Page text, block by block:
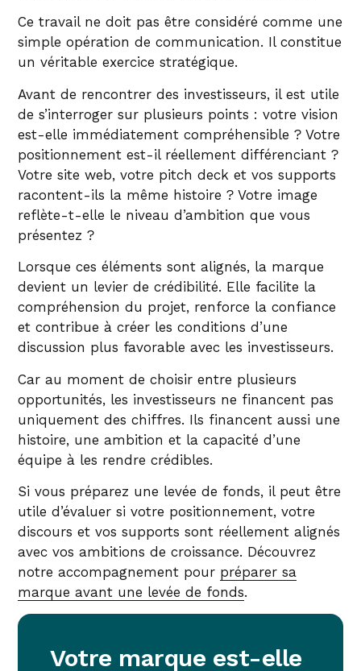
Ce travail ne doit pas être considéré comme une
simple opération de communication. Il constitue
un véritable exercice stratégique.
Avant de rencontrer des investisseurs, il est utile
de s’interroger sur plusieurs points : votre vision
est-elle immédiatement compréhensible ? Votre
positionnement est-il réellement différenciant ?
Votre site web, votre pitch deck et vos supports
racontent-ils la même histoire ? Votre image
reflète-t-elle le niveau d’ambition que vous
présentez ?
Lorsque ces éléments sont alignés, la marque
devient un levier de crédibilité. Elle facilite la
compréhension du projet, renforce la confiance
et contribue à créer les conditions d’une
discussion plus favorable avec les investisseurs.
Car au moment de choisir entre plusieurs
opportunités, les investisseurs ne financent pas
uniquement des chiffres. Ils financent aussi une
histoire, une ambition et la capacité d’une
équipe à les rendre crédibles.
Si vous préparez une levée de fonds, il peut être
utile d’évaluer si votre positionnement, votre
discours et vos supports sont réellement alignés
avec vos ambitions de croissance. Découvrez
notre accompagnement pour préparer sa
marque avant une levée de fonds.
Votre marque est-elle